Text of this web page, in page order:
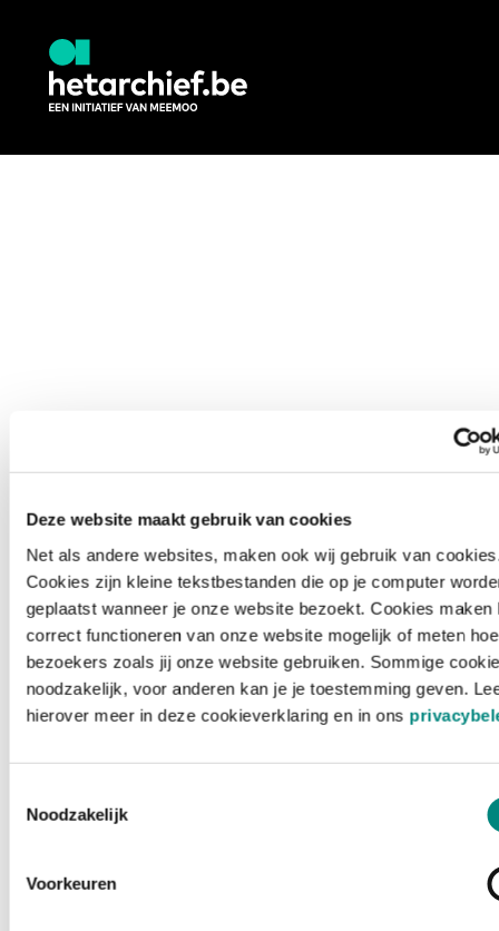
Deze website maakt gebruik van cookies
Net als andere websites, maken ook wij gebruik van
Cookies zijn kleine tekstbestanden die op je computer
geplaatst wanneer je onze website bezoekt. Cookies maken
correct functioneren van onze website mogelijk of meten hoe
bezoekers zoals jij onze website gebruiken. Sommige
noodzakelijk, voor anderen kan je je toestemming geven.
hierover meer in deze cookieverklaring en in ons
Noodzakelijk
Voorkeuren